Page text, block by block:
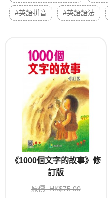
#英語拼音 #英語語法
《1000個文字的故事》修
訂版
原價: HK$75.00